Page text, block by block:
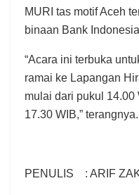
MURI tas motif Aceh
binaan Bank
“Acara ini terbuka
ramai ke Lapangan
mulai dari pukul 14.00
17.30 WIB,” terangnya.
PENULIS : ARIF